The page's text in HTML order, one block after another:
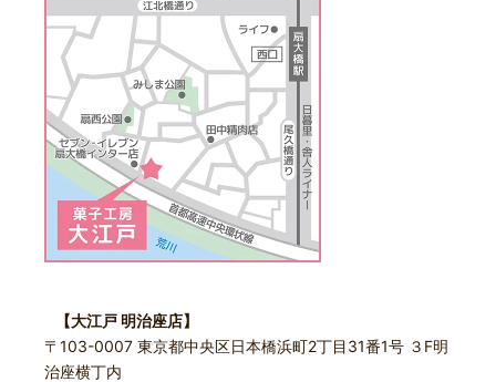
【大江戸 明治座店】
〒103-0007 東京都中央区日本橋浜町2丁目31番1号 ３F明
治座横丁内